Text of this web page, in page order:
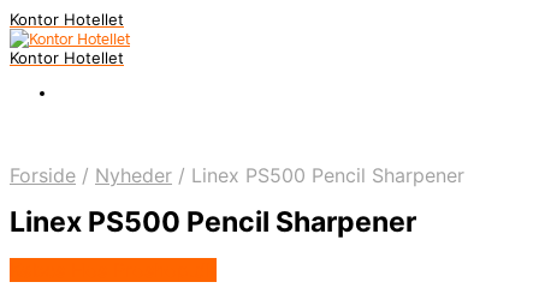
Kontor Hotellet
Kontor Hotellet
Forside / Nyheder / Linex PS500 Pencil Sharpener
Linex PS500 Pencil Sharpener